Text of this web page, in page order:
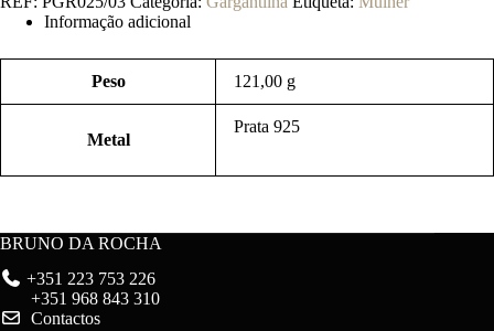
Informação adicional
Peso 121,00 g
Metal
Prata 925
BRUNO DA ROCHA
+351 223 753 226
+351 968 843 310
Contactos